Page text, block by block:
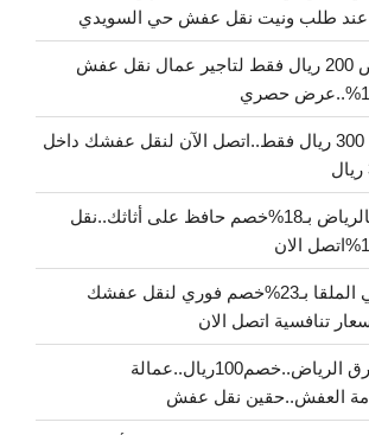
نقل عفش بالرياض 200 ريال فقط لتاجير عمال نقل عفش
نقل اثاث بالرياض 300 ريال فقط..اتصل الآن لنقل عفشك داخل
ونيت نقل عفش بالرياض بـ18%خصم حافظ على أثاثك..نقل
دينا نقل عفش حي الملقا بـ23%خصم فوري لنقل عفشك
تنافسية اتصل الان
دينا نقل عفش شرق الرياض..خصم100ريال..عمالة
العفش..حقين نقل عفش